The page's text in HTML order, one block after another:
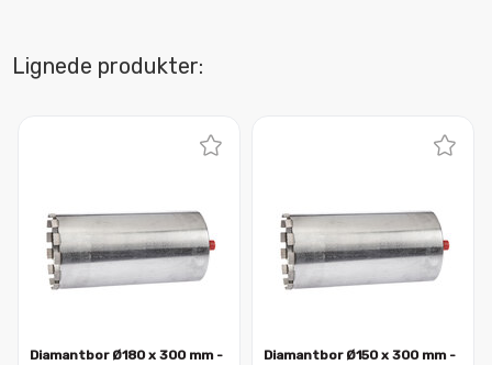
Lignede produkter:
Diamantbor Ø180 x 300 mm -
Diamantbor Ø150 x 300 mm -